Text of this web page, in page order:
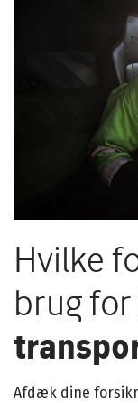
Hvilke
brug for
Afdæk dine